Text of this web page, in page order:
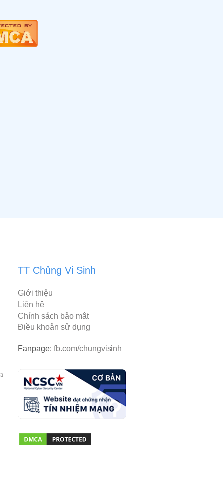
TT Chủng Vi Sinh
Giới thiệu
Liên hệ
Chính sách bảo mật
Điều khoản sử dụng
Fanpage:fb.com/chungvisinh